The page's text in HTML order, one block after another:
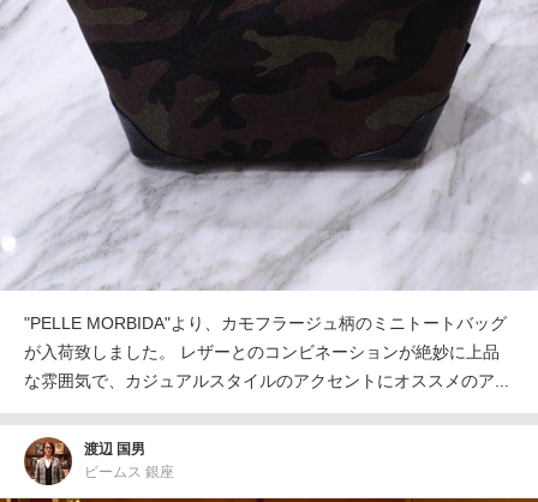
"PELLE MORBIDA"より、カモフラージュ柄のミニトートバッグ
が入荷致しました。 レザーとのコンビネーションが絶妙に上品
な雰囲気で、カジュアルスタイルのアクセントにオススメのア...
渡辺 国男
ビームス 銀座